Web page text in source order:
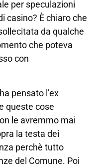
per speculazioni
casino? È chiaro che
da qualche
che poteva
con
pensato l’ex
queste cose
le avremmo mai
la testa dei
perchè tutto
del Comune. Poi